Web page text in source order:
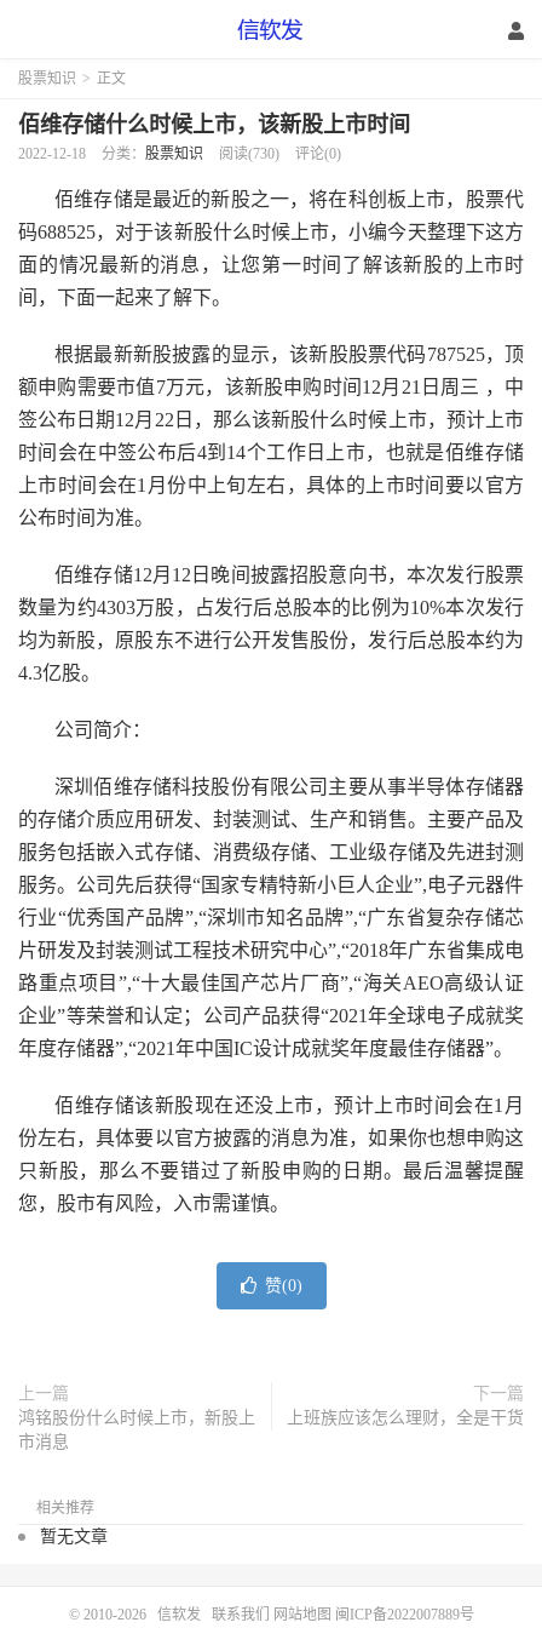
股票知识 > 正文
佰维存储什么时候上市，该新股上市时间
2022-12-18 分类： 股票知识 阅读(730) 评论(0)
佰维存储是最近的新股之一，将在科创板上市，股票代
码688525，对于该新股什么时候上市，小编今天整理下这方
面的情况最新的消息，让您第一时间了解该新股的上市时
间，下面一起来了解下。
根据最新新股披露的显示，该新股股票代码787525，顶
额申购需要市值7万元，该新股申购时间12月21日周三 ，中
签公布日期12月22日，那么该新股什么时候上市，预计上市
时间会在中签公布后4到14个工作日上市，也就是佰维存储
上市时间会在1月份中上旬左右，具体的上市时间要以官方
公布时间为准。
佰维存储12月12日晚间披露招股意向书，本次发行股票
数量为约4303万股，占发行后总股本的比例为10%本次发行
均为新股，原股东不进行公开发售股份，发行后总股本约为
4.3亿股。
公司简介：
深圳佰维存储科技股份有限公司主要从事半导体存储器
的存储介质应用研发、封装测试、生产和销售。主要产品及
服务包括嵌入式存储、消费级存储、工业级存储及先进封测
服务。公司先后获得“国家专精特新小巨人企业”,电子元器件
行业“优秀国产品牌”,“深圳市知名品牌”,“广东省复杂存储芯
片研发及封装测试工程技术研究中心”,“2018年广东省集成电
路重点项目”,“十大最佳国产芯片厂商”,“海关AEO高级认证
企业”等荣誉和认定；公司产品获得“2021年全球电子成就奖
年度存储器”,“2021年中国IC设计成就奖年度最佳存储器”。
佰维存储该新股现在还没上市，预计上市时间会在1月
份左右，具体要以官方披露的消息为准，如果你也想申购这
只新股，那么不要错过了新股申购的日期。最后温馨提醒
您，股市有风险，入市需谨慎。
赞(0)
上一篇
鸿铭股份什么时候上市，新股上
市消息
下一篇
上班族应该怎么理财，全是干货
相关推荐
暂无文章
© 2010-2026 信软发 联系我们 网站地图 闽ICP备2022007889号